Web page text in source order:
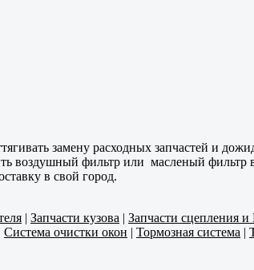
замену расходных запчастей и
воздушный фильтр или масленый фильтр
в свой город.
| Запчасти кузова | Запчасти сцепления
Система очистки окон | Тормозная система |